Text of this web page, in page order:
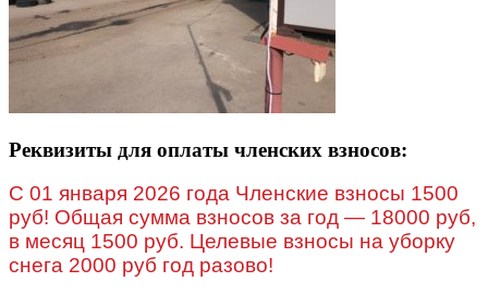
Реквизиты для оплаты членских взносов:
C 01 января 2026 года Членские взносы 1500
руб! Общая сумма взносов за год — 18000 руб,
в месяц 1500 руб. Целевые взносы на уборку
снега 2000 руб год разово!